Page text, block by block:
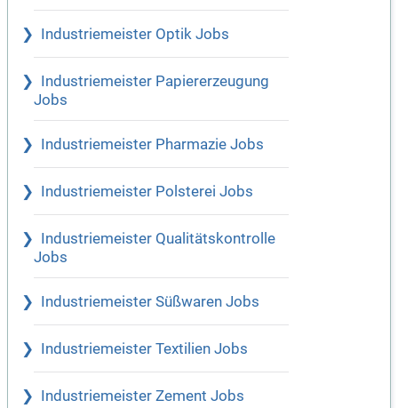
Industriemeister Optik Jobs
Industriemeister Papiererzeugung
Jobs
Industriemeister Pharmazie Jobs
Industriemeister Polsterei Jobs
Industriemeister Qualitätskontrolle
Jobs
Industriemeister Süßwaren Jobs
Industriemeister Textilien Jobs
Industriemeister Zement Jobs